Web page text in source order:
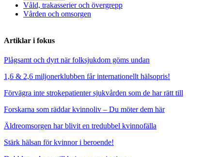
Våld, trakasserier och övergrepp
Vården och omsorgen
Artiklar i fokus
Plågsamt och dyrt när folksjukdom göms undan
1,6 & 2,6 miljonerklubben får internationellt hälsopris!
Förvägra inte strokepatienter sjukvården som de har rätt till
Forskarna som räddar kvinnoliv – Du möter dem här
Äldreomsorgen har blivit en tredubbel kvinnofälla
Stärk hälsan för kvinnor i beroende!